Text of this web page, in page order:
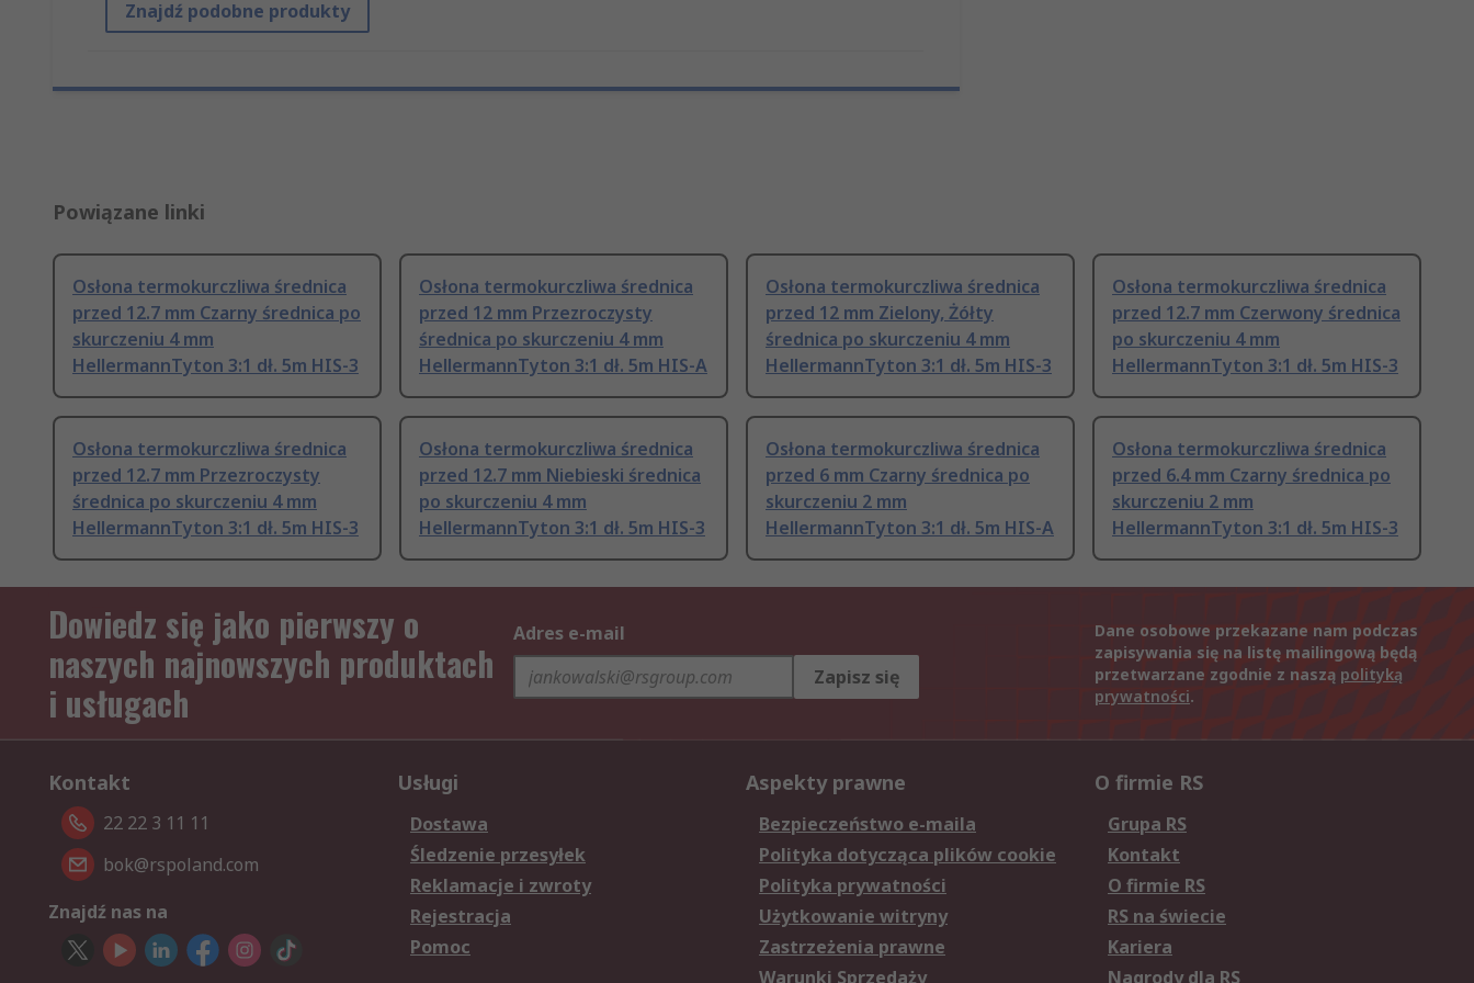
Znajdź podobne produkty
Powiązane linki
Osłona termokurczliwa średnica
przed 12.7 mm Czarny średnica po
skurczeniu 4 mm
HellermannTyton 3:1 dł. 5m HIS-3
Osłona termokurczliwa średnica
przed 12 mm Przezroczysty
średnica po skurczeniu 4 mm
HellermannTyton 3:1 dł. 5m HIS-A
Osłona termokurczliwa średnica
przed 12 mm Zielony, Żółty
średnica po skurczeniu 4 mm
HellermannTyton 3:1 dł. 5m HIS-3
Osłona termokurczliwa średnica
przed 12.7 mm Czerwony średnica
po skurczeniu 4 mm
HellermannTyton 3:1 dł. 5m HIS-3
Osłona termokurczliwa średnica
przed 12.7 mm Przezroczysty
średnica po skurczeniu 4 mm
HellermannTyton 3:1 dł. 5m HIS-3
Osłona termokurczliwa średnica
przed 12.7 mm Niebieski średnica
po skurczeniu 4 mm
HellermannTyton 3:1 dł. 5m HIS-3
Osłona termokurczliwa średnica
przed 6 mm Czarny średnica po
skurczeniu 2 mm
HellermannTyton 3:1 dł. 5m HIS-A
Osłona termokurczliwa średnica
przed 6.4 mm Czarny średnica po
skurczeniu 2 mm
HellermannTyton 3:1 dł. 5m HIS-3
Dowiedz się jako pierwszy o
naszych najnowszych produktach
i usługach
Adres e-mail
Zapisz się
Dane osobowe przekazane nam podczas
zapisywania się na listę mailingową będą
przetwarzane zgodnie z naszą polityką
prywatności.
Kontakt
22 22 3 11 11
bok@rspoland.com
Znajdź nas na
Usługi
Dostawa
Śledzenie przesyłek
Reklamacje i zwroty
Rejestracja
Pomoc
Aspekty prawne
Bezpieczeństwo e-maila
Polityka dotycząca plików cookie
Polityka prywatności
Użytkowanie witryny
Zastrzeżenia prawne
Warunki Sprzedaży
O firmie RS
Grupa RS
Kontakt
O firmie RS
RS na świecie
Kariera
Nagrody dla RS